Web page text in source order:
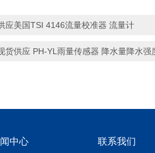
应美国TSI 4146流量校准器 流量计
货供应 PH-YL雨量传感器 降水量降水强
中心 联系我们